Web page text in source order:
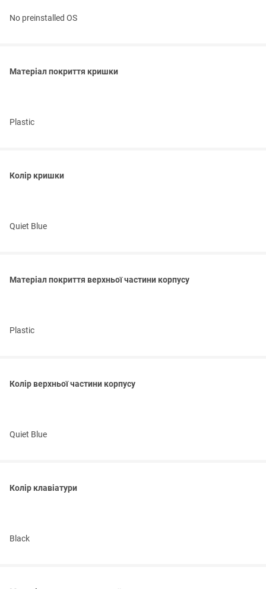
No preinstalled OS
Матеріал покриття кришки
Plastic
Колір кришки
Quiet Blue
Матеріал покриття верхньої частини корпусу
Plastic
Колір верхньої частини корпусу
Quiet Blue
Колір клавіатури
Black